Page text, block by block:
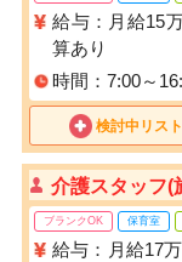
給与：月給15
算あり
時間：7:00～
検討中リス
介護スタッフ(
ブランクOK 保育室
給与：月給17